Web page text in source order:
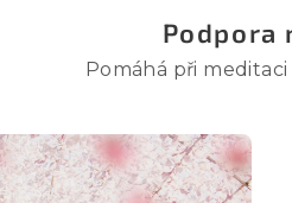
Podpora
Pomáhá při